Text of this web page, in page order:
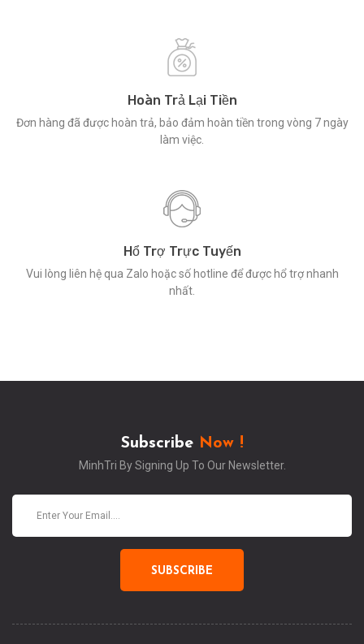
Hoàn Trả Lại Tiền
Đơn hàng đã được hoàn trả, bảo đảm hoàn tiền trong vòng 7 ngày
làm việc.
Hổ Trợ Trực Tuyến
Vui lòng liên hệ qua Zalo hoặc số hotline để được hổ trợ nhanh
nhất.
Subscribe Now !
MinhTri By Signing Up To Our Newsletter.
SUBSCRIBE